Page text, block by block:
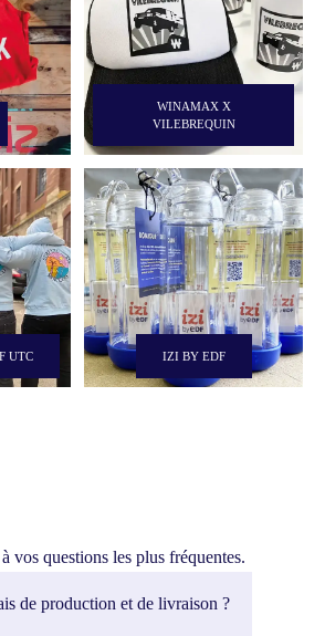
WINAMAX X
VILEBREQUIN
UTC IZI BY EDF
vos questions les plus fréquentes.
de production et de livraison ?